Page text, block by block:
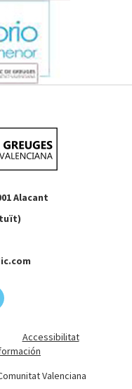
Alacant
Accessibilitat
Valenciana